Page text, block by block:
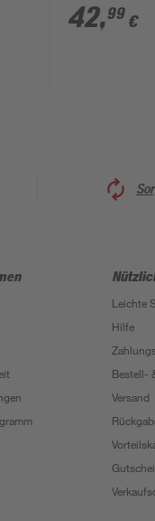
poliert, für
42,99 €
Leichte
Hilfe
Bestell-
Versand